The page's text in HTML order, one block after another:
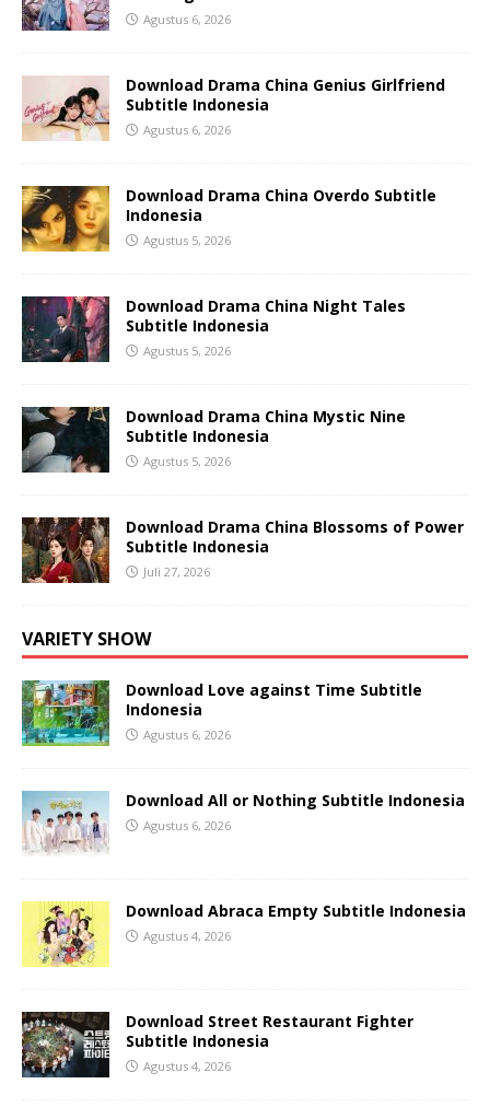
Agustus 6, 2026
Download Drama China Genius Girlfriend
Subtitle Indonesia
Agustus 6, 2026
Download Drama China Overdo Subtitle
Indonesia
Agustus 5, 2026
Download Drama China Night Tales
Subtitle Indonesia
Agustus 5, 2026
Download Drama China Mystic Nine
Subtitle Indonesia
Agustus 5, 2026
Download Drama China Blossoms of Power
Subtitle Indonesia
Juli 27, 2026
VARIETY SHOW
Download Love against Time Subtitle
Indonesia
Agustus 6, 2026
Download All or Nothing Subtitle Indonesia
Agustus 6, 2026
Download Abraca Empty Subtitle Indonesia
Agustus 4, 2026
Download Street Restaurant Fighter
Subtitle Indonesia
Agustus 4, 2026